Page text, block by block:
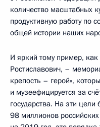
количество масштабных
продуктивную работу по
общей истории наших
И яркий тому пример,
Ростиславович, –
крепость – герой»,
и музеефицируется за
государства. На эти
98 миллионов